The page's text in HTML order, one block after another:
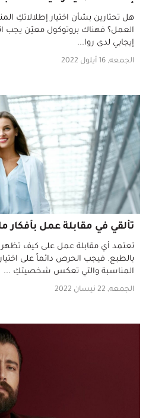
هل تحتارين بشأن اختيار إطلالاتكِ
العمل؟ فهناك بروتوكول معيّن يجب
إيجابي لدى روا...
الجمعه, 16 أيلول 2022
تألقي في مقابلة عمل بأفكار
تعتمد أي مقابلة عمل على كيف
بالطبع. فيجب الحرص دائماً على
المناسبة والتي تعكس شخصيتكِ ...
الجمعه, 22 نيسان 2022